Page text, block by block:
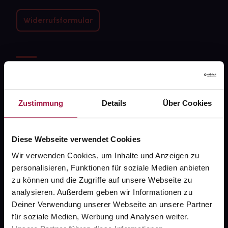
Zustimmung Details Über Cookies
Diese Webseite verwendet Cookies
Wir verwenden Cookies, um Inhalte und Anzeigen zu
personalisieren, Funktionen für soziale Medien anbieten
zu können und die Zugriffe auf unsere Webseite zu
analysieren. Außerdem geben wir Informationen zu
Deiner Verwendung unserer Webseite an unsere Partner
für soziale Medien, Werbung und Analysen weiter.
Widerrufsformular
Über uns
Karriere
PAYBACK
gesund-versorger.de
Sanitätshäuser
Datenschutz